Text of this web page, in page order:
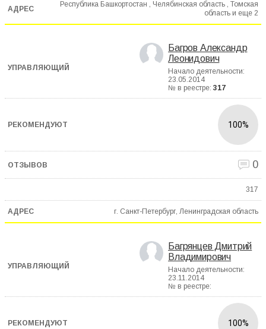
Республика Башкортостан , Челябинская область , Томская
область и еще 2
Багров Александр
Леонидович
Начало деятельности:
23.05.2014
№ в реестре: 317
100%
0
317
г. Санкт-Петербург, Ленинградская область
Багрянцев Дмитрий
Владимирович
Начало деятельности:
23.11.2014
№ в реестре:
100%